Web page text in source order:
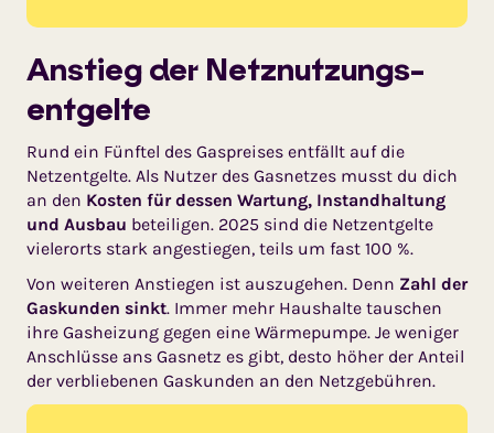
Anstieg der Netz­nutzungs­
ent­gel­te
Rund ein Fünftel des Gaspreises entfällt auf die
Netzentgelte. Als Nutzer des Gasnetzes musst du dich
an den Kosten für dessen Wartung, Instandhaltung
und Ausbau beteiligen. 2025 sind die Netzent­gelte
vielerorts stark angestiegen, teils um fast 100 %.
Von weiteren Anstiegen ist auszu­gehen. Denn Zahl der
Gaskunden sinkt. Immer mehr Haushalte tauschen
ihre Gasheizung gegen eine Wärmepumpe. Je weniger
Anschlüsse ans Gasnetz es gibt, desto höher der Anteil
der verbliebe­nen Gaskunden an den Netzge­büh­ren.